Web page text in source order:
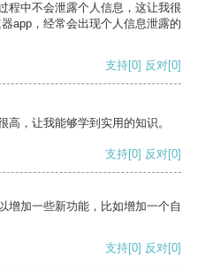
程中不会泄露个人信息，这让我很
app，经常会出现个人信息泄露的
支持[0] 反对[0]
，让我能够学到实用的知识。
支持[0] 反对[0]
增加一些新功能，比如增加一个自
支持[0] 反对[0]